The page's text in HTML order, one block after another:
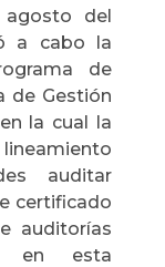
del
a cabo la
de
de Gestión
la cual la
auditar
certificado
auditorías
en esta